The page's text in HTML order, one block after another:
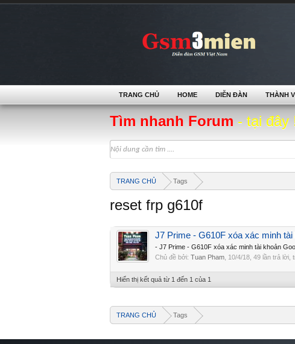
Tìm nhanh Forum - tại đây
TRANG CHỦ Tags
reset frp g610f
J7 Prime - G610F xóa xác minh tài
- J7 Prime - G610F xóa xác minh tài khoản
Chủ đề bởi: Tuan Pham 10/4/18 , 49 lần trả lời,
Hiển thị kết quả từ 1 đến 1 của 1
TRANG CHỦ Tags
TRANG CHỦ HOME DIỄN ĐÀN THÀNH